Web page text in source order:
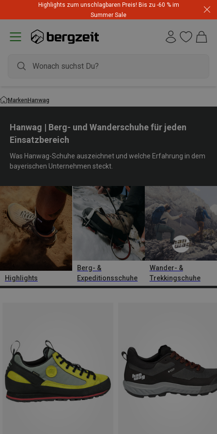
Highlights zum unschlagbaren Preis! Bis zu -60 % im
Summer Sale
MarkenHanwag
Hanwag | Berg- und Wanderschuhe für jeden
Einsatzbereich
Was Hanwag-Schuhe auszeichnet und welche Erfahrung in dem
bayerischen Unternehmen steckt.
Highlights
Berg- &
Expeditionsschuhe
Wander- &
Trekkingschuhe